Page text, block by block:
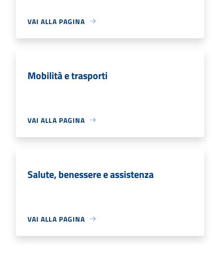
VAI ALLA PAGINA
Mobilità e trasporti
VAI ALLA PAGINA
Salute, benessere e assistenza
VAI ALLA PAGINA